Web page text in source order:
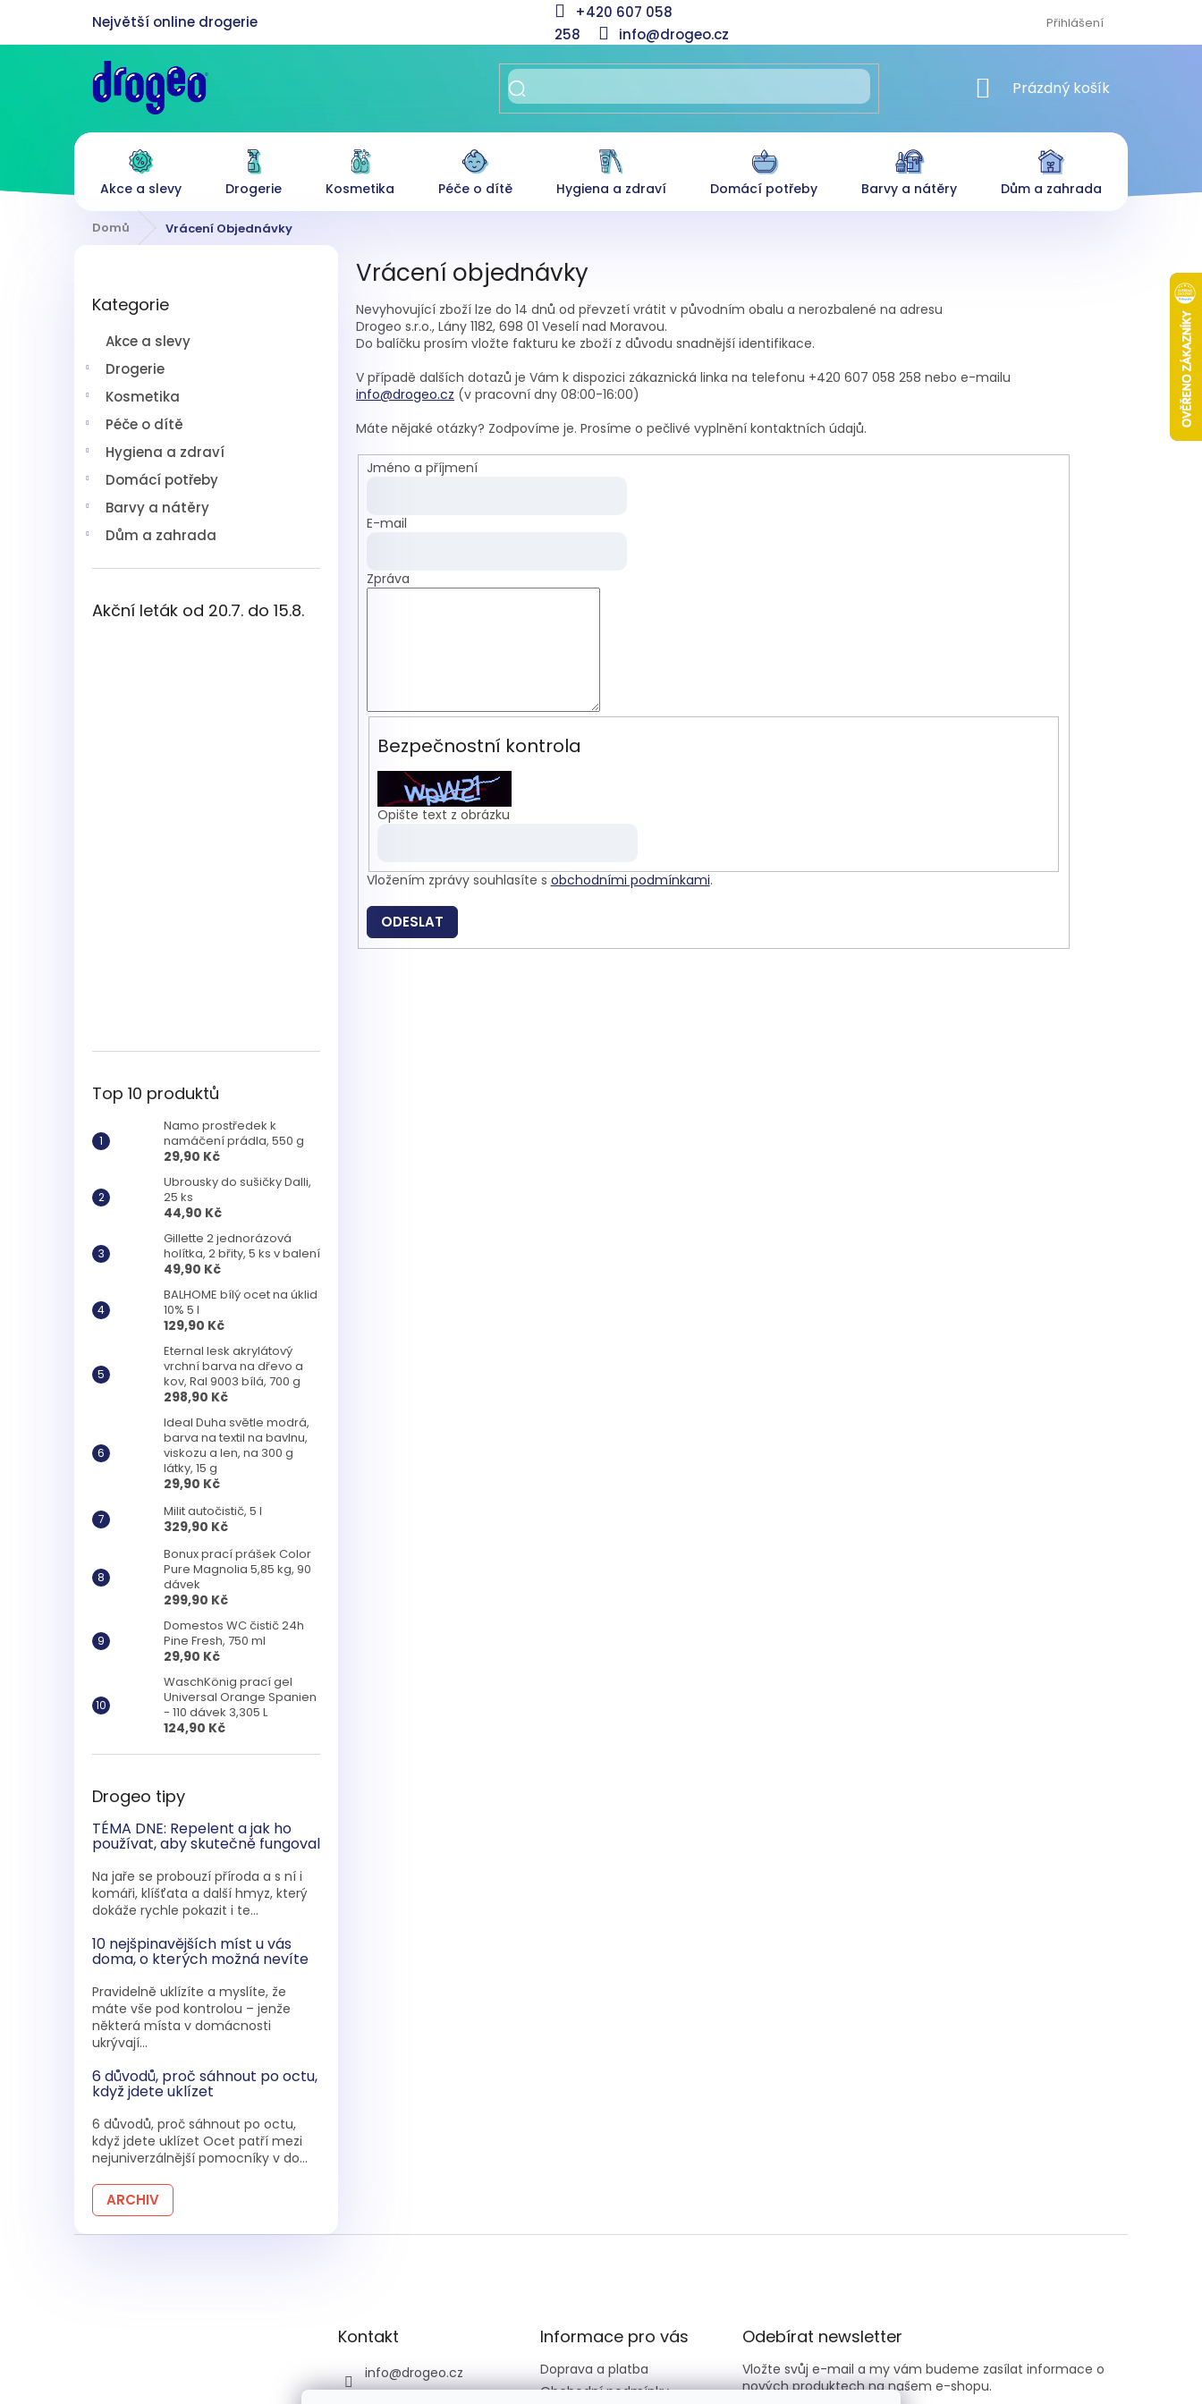
obsah
+420 607 058
258
info@drogeo.cz
Přihlášení
NÁKUPNÍ KOŠÍK
Prázdný košík
Akce a slevy Drogerie Kosmetika Péče o dítě Hygiena a zdraví Domácí potřeby Barvy a nátěry Dům a zahrada
Domů Vrácení Objednávky
kategorie
Kategorie
Akce a slevy
Drogerie
Kosmetika
Péče o dítě
Hygiena a zdraví
Domácí potřeby
Barvy a nátěry
Dům a zahrada
Akční leták od 20.7. do 15.8.
Top 10 produktů
Namo prostředek k
namáčení prádla, 550 g
29,90 Kč
Ubrousky do sušičky Dalli,
25 ks
44,90 Kč
Gillette 2 jednorázová
holítka, 2 břity, 5 ks v balení
49,90 Kč
BALHOME bílý ocet na úklid
10% 5 l
129,90 Kč
Eternal lesk akrylátový
vrchní barva na dřevo a
kov, Ral 9003 bílá, 700 g
298,90 Kč
Ideal Duha světle modrá,
barva na textil na bavlnu,
viskozu a len, na 300 g
látky, 15 g
29,90 Kč
Milit autočistič, 5 l
329,90 Kč
Bonux prací prášek Color
Pure Magnolia 5,85 kg, 90
dávek
299,90 Kč
Domestos WC čistič 24h
Pine Fresh, 750 ml
29,90 Kč
WaschKönig prací gel
Universal Orange Spanien
- 110 dávek 3,305 L
124,90 Kč
Drogeo tipy
TÉMA DNE: Repelent a jak ho
používat, aby skutečně fungoval
Na jaře se probouzí příroda a s ní i
komáři, klíšťata a další hmyz, který
dokáže rychle pokazit i te...
10 nejšpinavějších míst u vás
doma, o kterých možná nevíte
Pravidelně uklízíte a myslíte, že
máte vše pod kontrolou – jenže
některá místa v domácnosti
ukrývají...
6 důvodů, proč sáhnout po octu,
když jdete uklízet
6 důvodů, proč sáhnout po octu,
když jdete uklízet Ocet patří mezi
nejuniverzálnější pomocníky v do...
ARCHIV
Vrácení objednávky
Nevyhovující zboží lze do 14 dnů od převzetí vrátit v původním obalu a nerozbalené na adresu
Drogeo s.r.o., Lány 1182, 698 01 Veselí nad Moravou.
Do balíčku prosím vložte fakturu ke zboží z důvodu snadnější identifikace.
V případě dalších dotazů je Vám k dispozici zákaznická linka na telefonu +420 607 058 258 nebo e-mailu
info@drogeo.cz (v pracovní dny 08:00-16:00)
Máte nějaké otázky? Zodpovíme je. Prosíme o pečlivé vyplnění kontaktních údajů.
Jméno a příjmení
E-mail
Zpráva
Bezpečnostní kontrola
Opište text z obrázku
Vložením zprávy souhlasíte s obchodními podmínkami.
ODESLAT
Kontakt
info@drogeo.cz
Informace pro vás
Doprava a platba
Obchodní podmínky
Odebírat newsletter
Vložte svůj e-mail a my vám budeme zasílat informace o
nových produktech na našem e-shopu.